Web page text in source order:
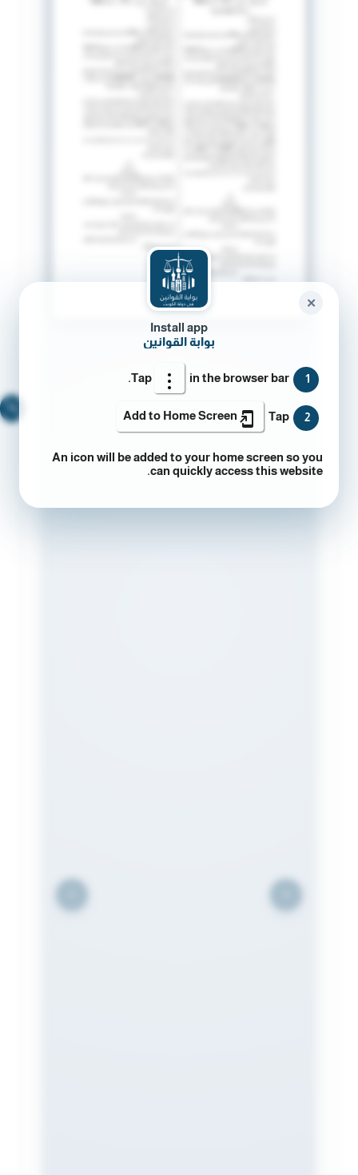
Install app
بوابة القوانين
1
Tap in the browser bar.
2
Tap
Add to Home Screen
An icon will be added to your home screen so you
can quickly access this website.
✕